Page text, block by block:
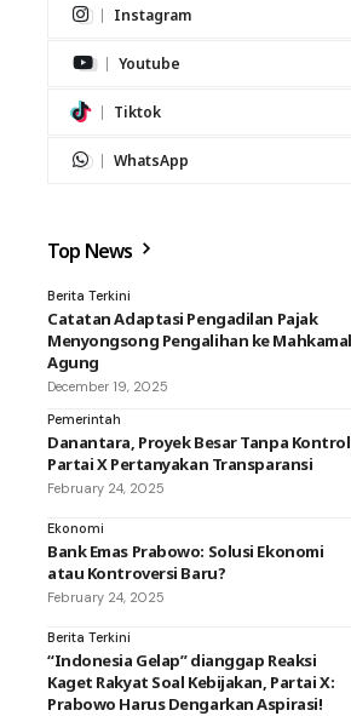
Instagram
Youtube
Tiktok
WhatsApp
Top News
Berita Terkini
Catatan Adaptasi Pengadilan Pajak
Menyongsong Pengalihan ke
Agung
December 19, 2025
Pemerintah
Danantara, Proyek Besar Tanpa
Partai X Pertanyakan Transparansi
February 24, 2025
Ekonomi
Bank Emas Prabowo: Solusi Ekonomi
atau Kontroversi Baru?
February 24, 2025
Berita Terkini
“Indonesia Gelap” dianggap Reaksi
Kaget Rakyat Soal Kebijakan, Partai X:
Prabowo Harus Dengarkan Aspirasi!